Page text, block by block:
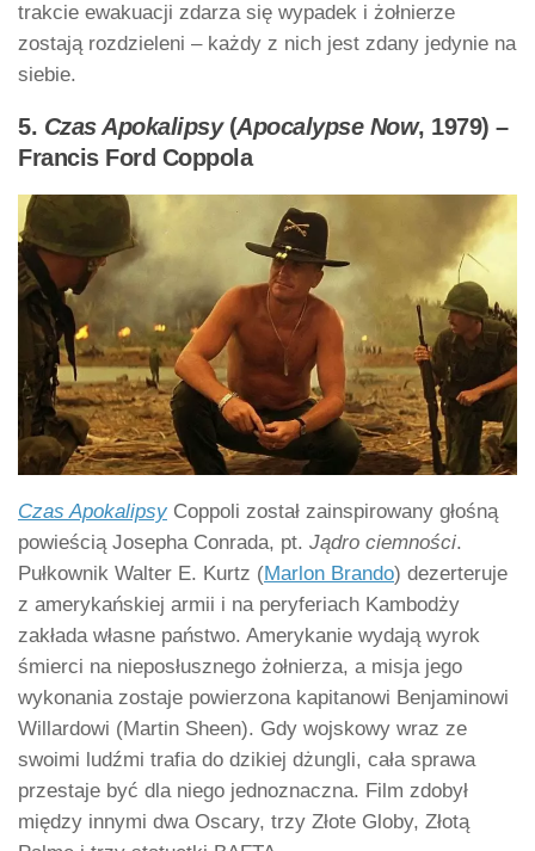
trakcie ewakuacji zdarza się wypadek i żołnierze
zostają rozdzieleni – każdy z nich jest zdany jedynie na
siebie.
5. Czas Apokalipsy(Apocalypse Now, 1979) –
Francis Ford Coppola
Czas Apokalipsy Coppoli został zainspirowany głośną
powieścią Josepha Conrada, pt. Jądro ciemności.
Pułkownik Walter E. Kurtz (Marlon Brando) dezerteruje
z amerykańskiej armii i na peryferiach Kambodży
zakłada własne państwo. Amerykanie wydają wyrok
śmierci na nieposłusznego żołnierza, a misja jego
wykonania zostaje powierzona kapitanowi Benjaminowi
Willardowi (Martin Sheen). Gdy wojskowy wraz ze
swoimi ludźmi trafia do dzikiej dżungli, cała sprawa
przestaje być dla niego jednoznaczna. Film zdobył
między innymi dwa Oscary, trzy Złote Globy, Złotą